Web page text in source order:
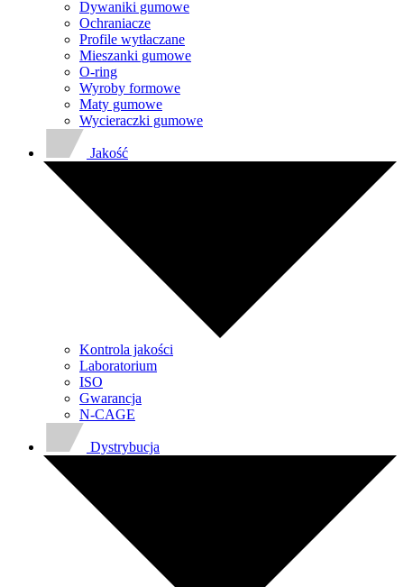
Dywaniki gumowe
Ochraniacze
Profile wytłaczane
Mieszanki gumowe
O-ring
Wyroby formowe
Maty gumowe
Wycieraczki gumowe
Jakość
Kontrola jakości
Laboratorium
ISO
Gwarancja
N-CAGE
Dystrybucja